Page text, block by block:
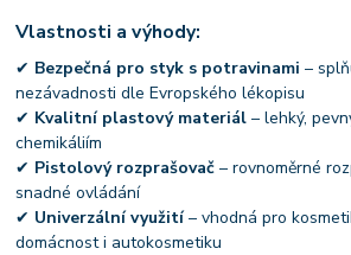
Vlastnosti a výhody:
✔ Bezpečná pro styk s potravinami –
nezávadnosti dle Evropského lékopisu
✔ Kvalitní plastový materiál – lehký,
chemikáliím
✔ Pistolový rozprašovač – rovnoměrné
snadné ovládání
✔ Univerzální využití– vhodná pro
domácnost i autokosmetiku